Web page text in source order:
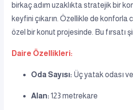
birkaç adım uzaklıkta stratejik bir
keyfini çıkarın. Özellikle de konforla
özel bir konut projesinde. Bu fırsatı
Daire Özellikleri:
Oda Sayısı: Üç yatak odası
Alan: 123 metrekare